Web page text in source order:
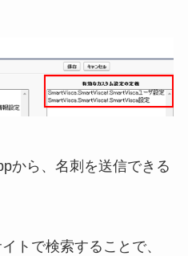
から、名刺を送信できる
トで検索することで、